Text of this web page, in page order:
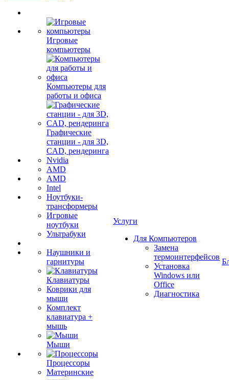
Игровые
компьютеры
Компьютеры для
работы и офиса
Графические
станции - для 3D,
CAD, рендеринга
Nvidia
AMD
AMD
Intel
Ноутбуки-
трансформеры
Игровые
ноутбуки
Ультрабуки
Наушники и
гарнитуры
Клавиатуры
Коврики для
мыши
Комплект
клавиатура +
мышь
Мыши
Процессоры
Материнские
Услуги
Для Компьютеров
Замена
термоинтерфейсов
Установка
Windows или
Office
Диагностика